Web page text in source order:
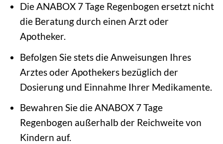
Die ANABOX 7 Tage Regenbogen ersetzt nicht
die Beratung durch einen Arzt oder
Apotheker.
Befolgen Sie stets die Anweisungen Ihres
Arztes oder Apothekers bezüglich der
Dosierung und Einnahme Ihrer Medikamente.
Bewahren Sie die ANABOX 7 Tage
Regenbogen außerhalb der Reichweite von
Kindern auf.